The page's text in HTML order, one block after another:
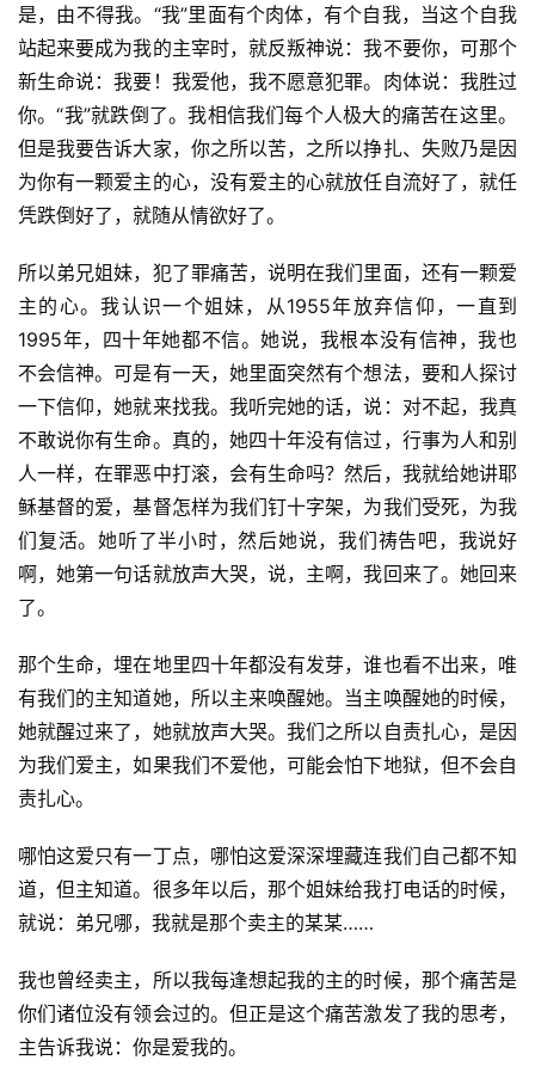
是，由不得我。“我”里面有个肉体，有个自我，当这个自我
站起来要成为我的主宰时，就反叛神说：我不要你，可那个
新生命说：我要！我爱他，我不愿意犯罪。肉体说：我胜过
你。“我”就跌倒了。我相信我们每个人极大的痛苦在这里。
但是我要告诉大家，你之所以苦，之所以挣扎、失败乃是因
为你有一颗爱主的心，没有爱主的心就放任自流好了，就任
凭跌倒好了，就随从情欲好了。
所以弟兄姐妹，犯了罪痛苦，说明在我们里面，还有一颗爱
主的心。我认识一个姐妹，从1955年放弃信仰，一直到
1995年，四十年她都不信。她说，我根本没有信神，我也
不会信神。可是有一天，她里面突然有个想法，要和人探讨
一下信仰，她就来找我。我听完她的话，说：对不起，我真
不敢说你有生命。真的，她四十年没有信过，行事为人和别
人一样，在罪恶中打滚，会有生命吗？然后，我就给她讲耶
稣基督的爱，基督怎样为我们钉十字架，为我们受死，为我
们复活。她听了半小时，然后她说，我们祷告吧，我说好
啊，她第一句话就放声大哭，说，主啊，我回来了。她回来
了。
那个生命，埋在地里四十年都没有发芽，谁也看不出来，唯
有我们的主知道她，所以主来唤醒她。当主唤醒她的时候，
她就醒过来了，她就放声大哭。我们之所以自责扎心，是因
为我们爱主，如果我们不爱他，可能会怕下地狱，但不会自
责扎心。
哪怕这爱只有一丁点，哪怕这爱深深埋藏连我们自己都不知
道，但主知道。很多年以后，那个姐妹给我打电话的时候，
就说：弟兄哪，我就是那个卖主的某某……
我也曾经卖主，所以我每逢想起我的主的时候，那个痛苦是
你们诸位没有领会过的。但正是这个痛苦激发了我的思考，
主告诉我说：你是爱我的。